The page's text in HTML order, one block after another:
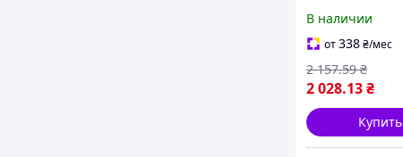
В наличии
от338₴/мес
2 028.13₴
2 157.59 ₴
Купить